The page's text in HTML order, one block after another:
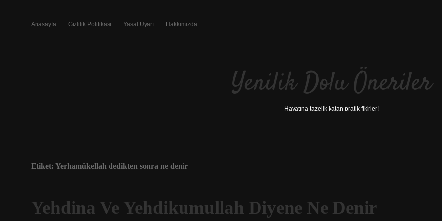
Anasayfa Gizlilik Politikası Yasal Uyarı Hakkımızda
Yenilik Dolu Öneriler
Hayatına tazelik katan pratik fikirler!
Etiket: Yerhamükellah dedikten sonra ne denir
Yehdina Ve Yehdikumullah Diyene Ne Denir